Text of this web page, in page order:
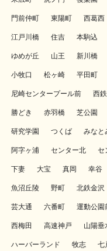
門前仲町 東陽町 西葛西
江戸川橋 住吉 本駒込
ゆめが丘 山王 新川橋
小牧口 松ヶ崎 平田町
尼崎センタープール前 西
勝どき 赤羽橋 芝公園
研究学園 つくば みなと
阿字ヶ浦 センター北 セ
下妻 大宝 真岡 幸谷
魚沼丘陵 野町 北鉄金沢
芸大通 六番町 運動公園
西梅田 高速神戸 山陽垂
ハーバーランド 牧志 七